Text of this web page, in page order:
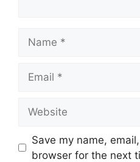
Save my name,
browser for the next